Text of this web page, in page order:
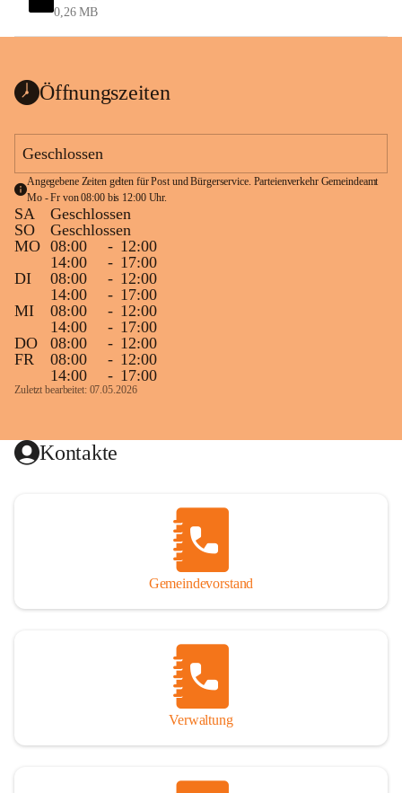
0,26 MB
Öffnungszeiten
Geschlossen
Angegebene Zeiten gelten für Post und Bürgerservice. Parteienverkehr Gemeindeamt
Mo - Fr von 08:00 bis 12:00 Uhr.
SA
Geschlossen
SO
Geschlossen
MO 08:00 - 12:00
14:00
- 17:00
DI
08:00 - 12:00
14:00
- 17:00
MI
08:00 - 12:00
14:00
- 17:00
DO
08:00 - 12:00
FR
08:00 - 12:00
14:00
- 17:00
Zuletzt bearbeitet: 07.05.2026
Kontakte
Gemeindevorstand
Verwaltung